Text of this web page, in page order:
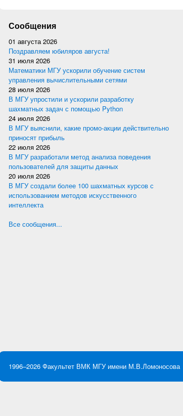
Сообщения
01 августа 2026
Поздравляем юбиляров августа!
31 июля 2026
Математики МГУ ускорили обучение систем
управления вычислительными сетями
28 июля 2026
В МГУ упростили и ускорили разработку
шахматных задач с помощью Python
24 июля 2026
В МГУ выяснили, какие промо-акции действительно
приносят прибыль
22 июля 2026
В МГУ разработали метод анализа поведения
пользователей для защиты данных
20 июля 2026
В МГУ создали более 100 шахматных курсов с
использованием методов искусственного
интеллекта
Все сообщения...
1996–2026 Факультет ВМК МГУ имени М.В.Ломоносова